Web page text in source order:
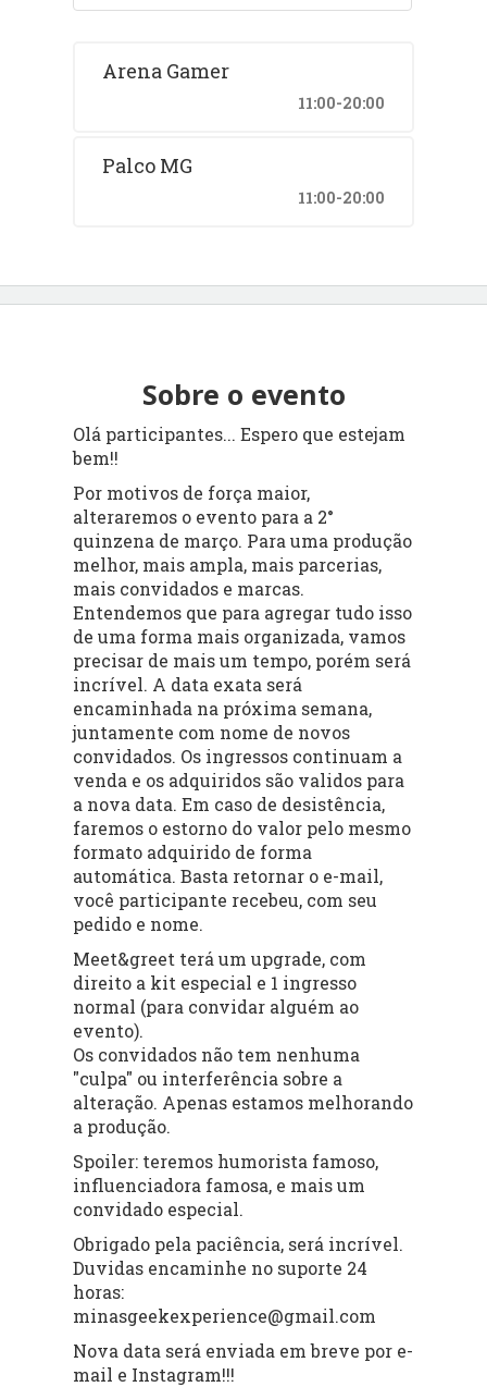
Arena Gamer
11:00-20:00
Palco MG
11:00-20:00
Sobre o evento
Olá participantes... Espero que estejam
bem!!
Por motivos de força maior,
alteraremos o evento para a 2°
quinzena de março. Para uma produção
melhor, mais ampla, mais parcerias,
mais convidados e marcas.
Entendemos que para agregar tudo isso
de uma forma mais organizada, vamos
precisar de mais um tempo, porém será
incrível. A data exata será
encaminhada na próxima semana,
juntamente com nome de novos
convidados. Os ingressos continuam a
venda e os adquiridos são validos para
a nova data. Em caso de desistência,
faremos o estorno do valor pelo mesmo
formato adquirido de forma
automática. Basta retornar o e-mail,
você participante recebeu, com seu
pedido e nome.
Meet&greet terá um upgrade, com
direito a kit especial e 1 ingresso
normal (para convidar alguém ao
evento).
Os convidados não tem nenhuma
"culpa" ou interferência sobre a
alteração. Apenas estamos melhorando
a produção.
Spoiler: teremos humorista famoso,
influenciadora famosa, e mais um
convidado especial.
Obrigado pela paciência, será incrível.
Duvidas encaminhe no suporte 24
horas:
minasgeekexperience@gmail.com
Nova data será enviada em breve por e-
mail e Instagram!!!